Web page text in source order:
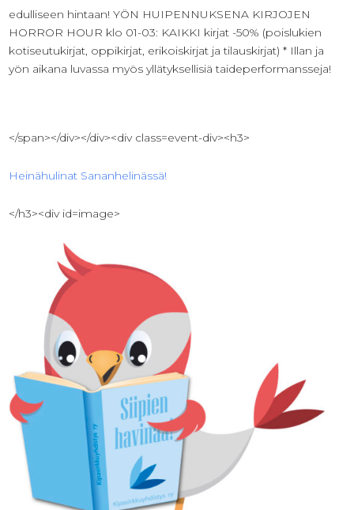
edulliseen hintaan! YÖN HUIPENNUKSENA KIRJOJEN
HORROR HOUR klo 01-03: KAIKKI kirjat -50% (poislukien
kotiseutukirjat, oppikirjat, erikoiskirjat ja tilauskirjat) * Illan ja
yön aikana luvassa myös yllätyksellisiä taideperformansseja!
</span></div></div><div class=event-div><h3>
Heinähulinat Sananhelinässä!
</h3><div id=image>